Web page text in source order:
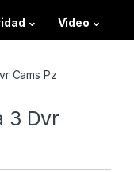
Video
Cams Pz
3 Dvr